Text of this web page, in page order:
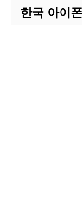
한국 아이폰